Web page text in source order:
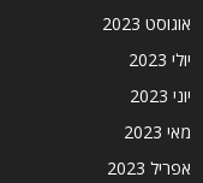
אוגוסט 2023
יולי 2023
יוני 2023
מאי 2023
אפריל 2023